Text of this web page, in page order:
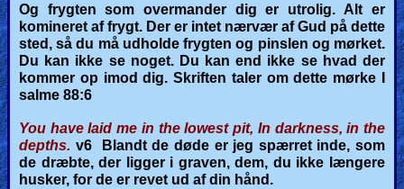
Og frygten som overmander dig er utrolig.Alt er
komineret af frygt. Der er intet nærvær af Gud på dette
sted, så du må udholde frygten og pinslen og mørket.
Du kan ikke se noget. Du kan end ikke se hvad der
kommer op imod dig.Skriften taler om dette mørke I
salme 88:6
You have laid me in the lowest pit, In darkness, in the
depths. v6Blandt de døde er jeg spærret inde, som
de dræbte, der ligger i graven, dem, du ikke længere
husker, for de er revet ud af din hånd.